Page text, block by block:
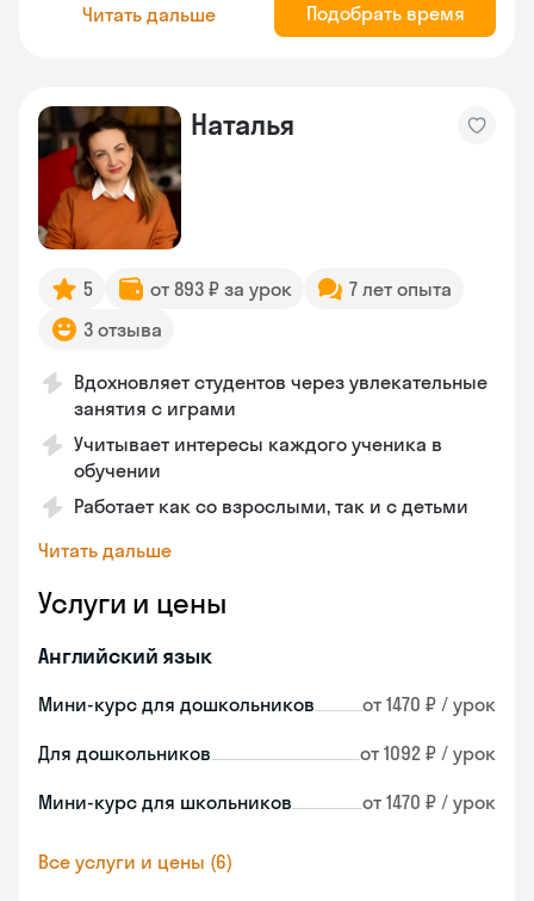
Читать дальше Подобрать время
Наталья
5 от 893 ₽ за урок
7 лет опыта
3 отзыва
Вдохновляет студентов через увлекательные
занятия с играми
Учитывает интересы каждого ученика в
обучении
Работает как со взрослыми, так и с детьми
Читать дальше
Услуги и цены
Английский язык
Мини-курс для дошкольников от 1470 ₽ / урок
Для дошкольников от 1092 ₽ / урок
Мини-курс для школьников от 1470 ₽ / урок
Все услуги и цены (6)